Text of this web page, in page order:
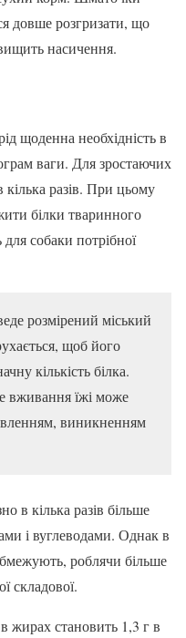
довше розгризати, що
насичення.
щоденна необхідність в
ваги. Для зростаючих
разів. При цьому
білки тваринного
собаки потрібної
розмірений міський
щоб його
кількість білка.
вживання їжі може
виникненням
в кілька разів більше
і вуглеводами. Однак в
роблячи більше
складової.
в жирах становить 1,3 г в